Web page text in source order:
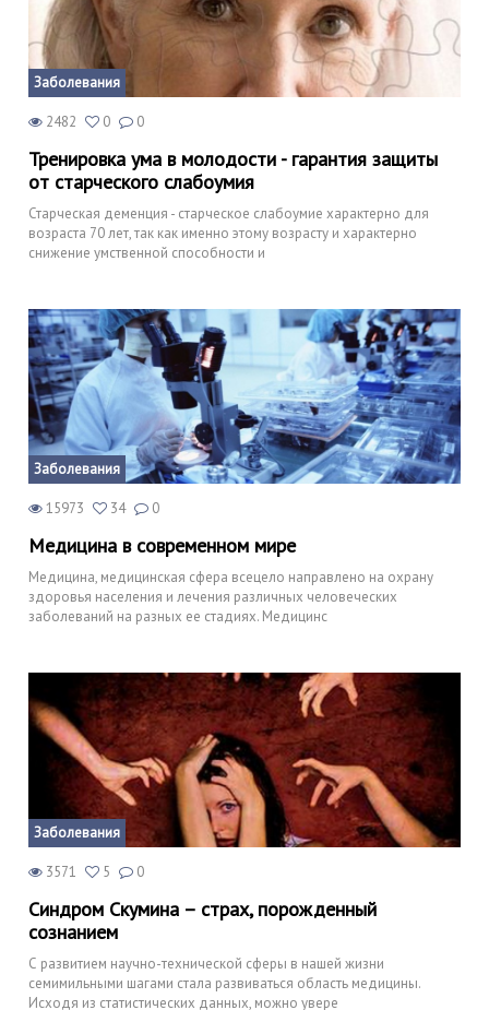
Заболевания
2482 0 0
Тренировка ума в молодости - гарантия защиты
от старческого слабоумия
Старческая деменция - старческое слабоумие характерно для
возраста 70 лет, так как именно этому возрасту и характерно
снижение умственной способности и
Заболевания
15973 34 0
Медицина в современном мире
Медицина, медицинская сфера всецело направлено на охрану
здоровья населения и лечения различных человеческих
заболеваний на разных ее стадиях. Медицинс
Заболевания
3571 5 0
Синдром Скумина – страх, порожденный
сознанием
С развитием научно-технической сферы в нашей жизни
семимильными шагами стала развиваться область медицины.
Исходя из статистических данных, можно увере